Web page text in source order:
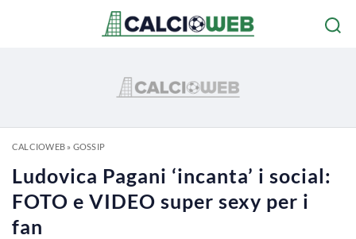
CALCIOWEB» GOSSIP
Ludovica Pagani ‘incanta’ i social:
FOTO e VIDEO super sexy per i
fan